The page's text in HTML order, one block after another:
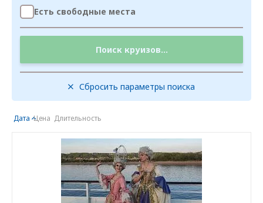
Есть свободные места
Поиск круизов...
Сбросить параметры поиска
Дата Цена Длительность